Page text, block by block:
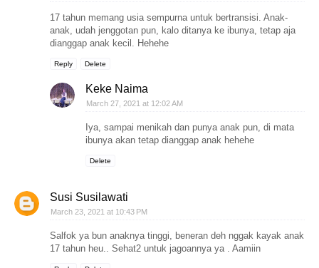
17 tahun memang usia sempurna untuk bertransisi. Anak-
anak, udah jenggotan pun, kalo ditanya ke ibunya, tetap aja
dianggap anak kecil. Hehehe
Reply Delete
Keke Naima
March 27, 2021 at 12:02 AM
Iya, sampai menikah dan punya anak pun, di mata
ibunya akan tetap dianggap anak hehehe
Delete
Susi Susilawati
March 23, 2021 at 10:43 PM
Salfok ya bun anaknya tinggi, beneran deh nggak kayak anak
17 tahun heu.. Sehat2 untuk jagoannya ya . Aamiin